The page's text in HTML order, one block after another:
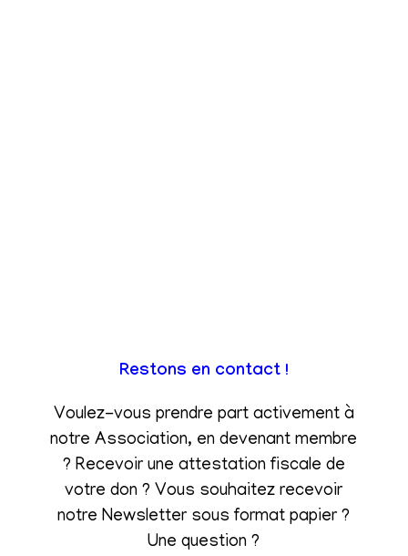
Restons en contact !
Voulez-vous prendre part activement à
notre Association, en devenant membre
? Recevoir une attestation fiscale de
votre don ? Vous souhaitez recevoir
notre Newsletter sous format papier ?
Une question ?